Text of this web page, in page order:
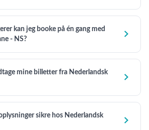
kan jeg booke på én gang med
- NS?

mine billetter fra Nederlandsk

sikre hos Nederlandsk
